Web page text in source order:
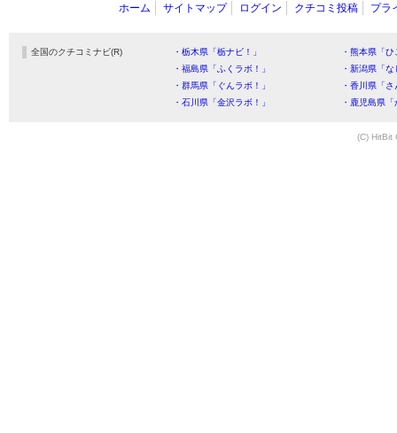
ホーム サイトマップ ログイン クチコミ投稿 プラ
全国のクチコミナビ(R) ・栃木県「栃ナビ！」
・熊本県「
・福島県「ふくラボ！」
・新潟県「
・群馬県「ぐんラボ！」
・香川県「
・石川県「金沢ラボ！」
・鹿児島県
(C) HitBit